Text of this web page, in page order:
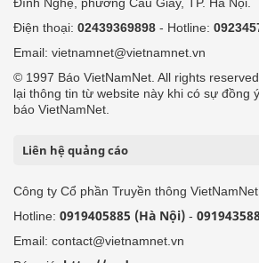
Điện thoại: 02439369898 - Hotline:
Email: vietnamnet@vietnamnet.vn
© 1997 Báo VietNamNet. All rights
lại thông tin từ website này khi có sự đồng
báo VietNamNet.
Liên hệ quảng cáo
Công ty Cổ phần Truyền thông VietNamNet
Hotline: 0919405885 (Hà Nội) -
Email: contact@vietnamnet.vn